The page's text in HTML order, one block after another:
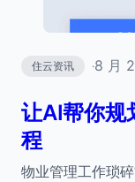
住云资讯 ·8 月
让AI帮你规
程
物业管理工作琐